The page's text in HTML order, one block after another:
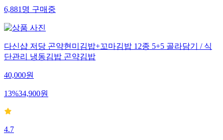
6,881 명 구매중
다신샵 저당 곤약현미김밥+꼬마김밥 12종 5+5 골라담기 / 식
단관리 냉동김밥 곤약김밥
40,000원
13%34,900원
4.7